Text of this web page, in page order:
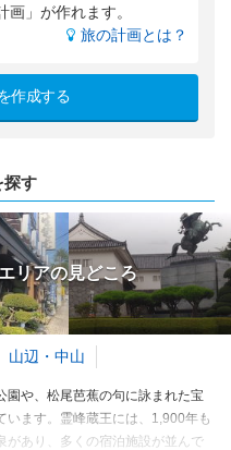
画」が作れます。
旅の計画とは？
作成する
探す
リアの見どころ
山辺・中山
園や、松尾芭蕉の句に詠まれた宝
ます。霊峰蔵王には、1,900年も
があり、多くの宿泊施設が並んで